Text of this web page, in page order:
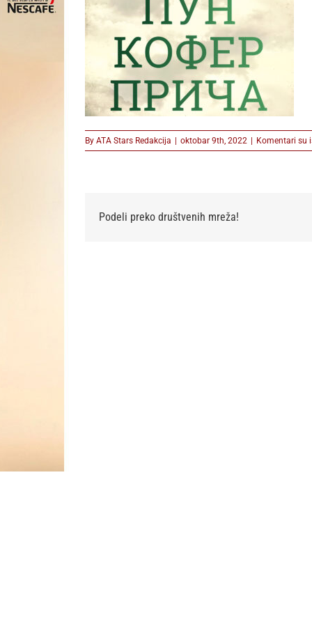
By ATA Stars Redakcija | oktobar 9th, 2022 | Komentari su
Podeli preko društvenih mreža!